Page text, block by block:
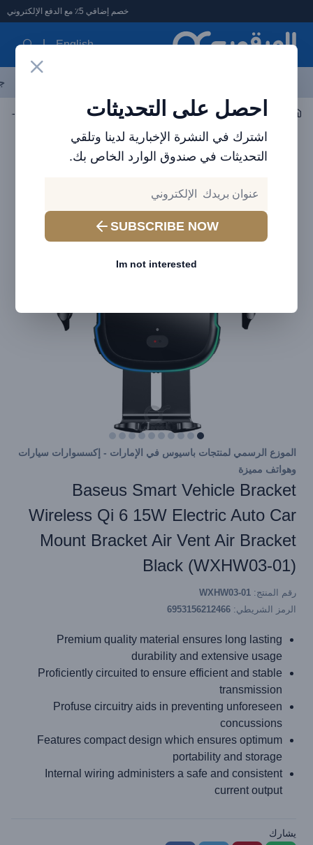
العرقوب - متجر الإلكترونيات في الإمارات
خصم إضافي 5٪ مع الدفع الإلكتروني
English
احصل على التحديثات
اشترك في النشرة الإخبارية لدينا وتلقي
التحديثات في صندوق الوارد الخاص بك.
SUBSCRIBE NOW
Im not interested
اكسسوارات السيارات حامل وماسك الموبايل والتابلت
الموزع الرسمي لمنتجات باسيوس في الإمارات - إكسسوارات سيارات
وهواتف مميزة
Baseus Smart Vehicle Bracket
Wireless Qi 6 15W Electric Auto Car
Mount Bracket Air Vent Air Bracket
Black (WXHW03-01)
رقم المنتج: WXHW03-01
الرمز الشريطي: 6953156212466
Premium quality material ensures long lasting
durability and extensive usage
Proficiently circuited to ensure efficient and stable
transmission
Profuse circuitry aids in preventing unforeseen
concussions
Features compact design which ensures optimum
portability and storage
Internal wiring administers a safe and consistent
current output
يشارك